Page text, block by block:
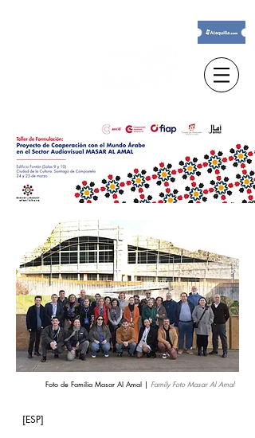
Foto de Familia Masar Al Amal | Family Foto Masar Al Amal
[ESP]